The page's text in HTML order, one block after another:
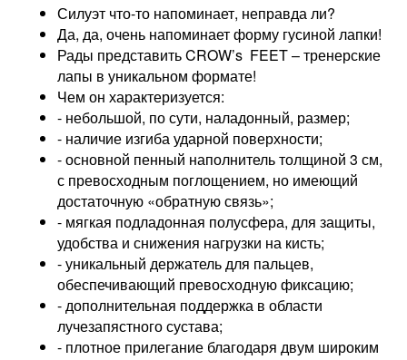
Силуэт что-то напоминает, неправда ли?
Да, да, очень напоминает форму гусиной лапки!
Рады представить CROW’s FEET – тренерские
лапы в уникальном формате!
Чем он характеризуется:
- небольшой, по сути, наладонный, размер;
- наличие изгиба ударной поверхности;
- основной пенный наполнитель толщиной 3 см,
с превосходным поглощением, но имеющий
достаточную «обратную связь»;
- мягкая подладонная полусфера, для защиты,
удобства и снижения нагрузки на кисть;
- уникальный держатель для пальцев,
обеспечивающий превосходную фиксацию;
- дополнительная поддержка в области
лучезапястного сустава;
- плотное прилегание благодаря двум широким